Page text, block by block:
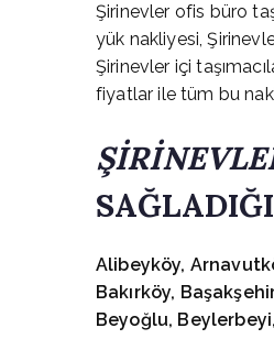
Şirinevler ofis büro
yük nakliyesi,
Şirinevler içi
fiyatlar ile tüm bu
Alibeyköy,
Bakırköy,
Beyoğlu,